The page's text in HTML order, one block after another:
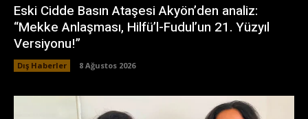
Eski Cidde Basın Ataşesi Akyön’den analiz:
“Mekke Anlaşması, Hilfü’l-Fudul’un 21. Yüzyıl
Versiyonu!”
Dış Haberler 8 Ağustos 2026